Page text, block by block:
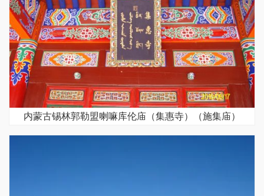
内蒙古锡林郭勒盟喇嘛库伦庙（集惠寺）（施集庙）